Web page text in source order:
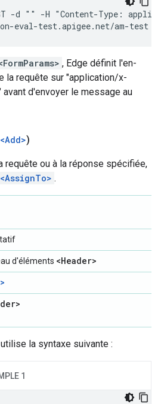
-d "" -H "Content-Type:
eval-test.apigee.net/am-test
, Edge définit l'en-
la requête sur "application/x-
d'envoyer le message au
<Add>)
requête ou à la réponse spécifiée,
<AssignTo> .
d'éléments <Header>
utilise la syntaxe suivante :
1